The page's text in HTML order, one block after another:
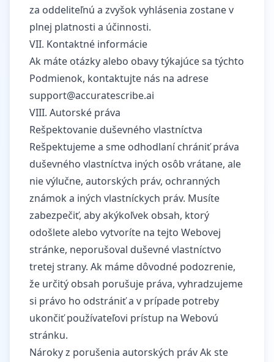
za oddeliteľnú a zvyšok vyhlásenia zostane v
plnej platnosti a účinnosti.
VII. Kontaktné informácie
Ak máte otázky alebo obavy týkajúce sa týchto
Podmienok, kontaktujte nás na adrese
support@accuratescribe.ai
VIII. Autorské práva
Rešpektovanie duševného vlastníctva
Rešpektujeme a sme odhodlaní chrániť práva
duševného vlastníctva iných osôb vrátane, ale
nie výlučne, autorských práv, ochranných
známok a iných vlastníckych práv. Musíte
zabezpečiť, aby akýkoľvek obsah, ktorý
odošlete alebo vytvoríte na tejto Webovej
stránke, neporušoval duševné vlastníctvo
tretej strany. Ak máme dôvodné podozrenie,
že určitý obsah porušuje práva, vyhradzujeme
si právo ho odstrániť a v prípade potreby
ukončiť používateľovi prístup na Webovú
stránku.
Nároky z porušenia autorských práv Ak ste